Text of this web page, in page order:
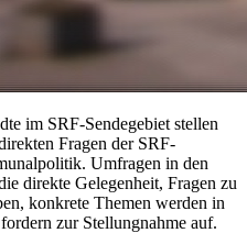
im SRF-Sendegebiet stellen
Fragen der SRF-
Umfragen in den
direkte Gelegenheit, Fragen zu
konkrete Themen werden in
zur Stellungnahme auf.